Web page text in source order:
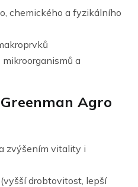
chemického a fyzikálního
a
Agro
zvýšením vitality i
drobtovitost, lepší